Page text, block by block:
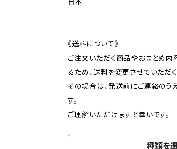
《送料について》
ご注文いただく商品やおまとめ内
るため、送料を変更させていただ
その場合は、発送前にご連絡のう
す。
ご理解いただけますと幸いです。
種類を